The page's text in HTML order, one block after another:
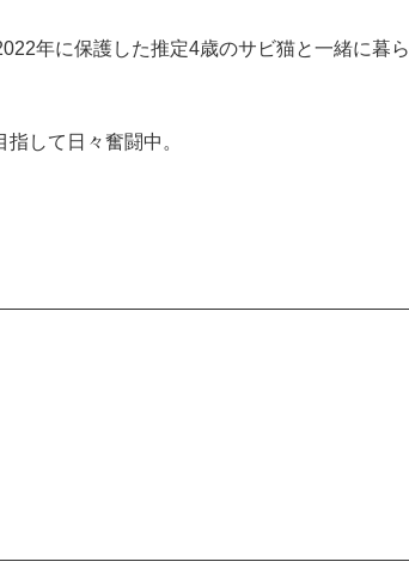
年に保護した推定4歳のサビ猫と一緒に暮ら
して日々奮闘中。